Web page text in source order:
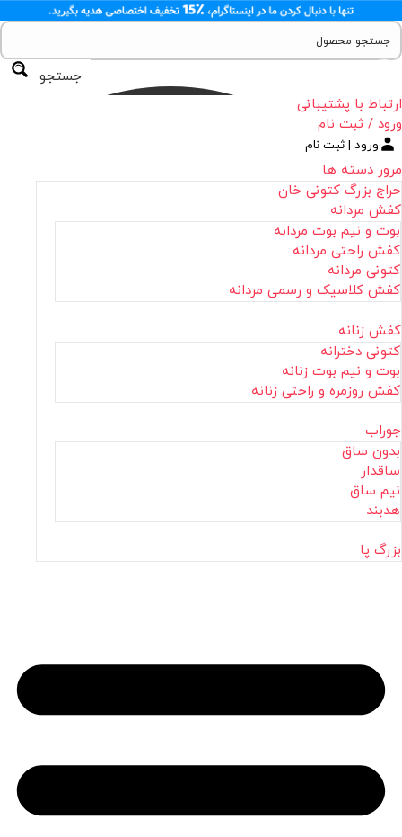
جستجو
ارتباط با پشتیبانی
ورود / ثبت نام
ورود | ثبت نام
مرور دسته ها
حراج بزرگ کتونی خان
کفش مردانه
بوت و نیم بوت مردانه
کفش راحتی مردانه
کتونی مردانه
کفش کلاسیک و رسمی مردانه
کفش زنانه
کتونی دخترانه
بوت و نیم بوت زنانه
کفش روزمره و راحتی زنانه
جوراب
بدون ساق
ساقدار
نیم ساق
هدبند
بزرگ پا